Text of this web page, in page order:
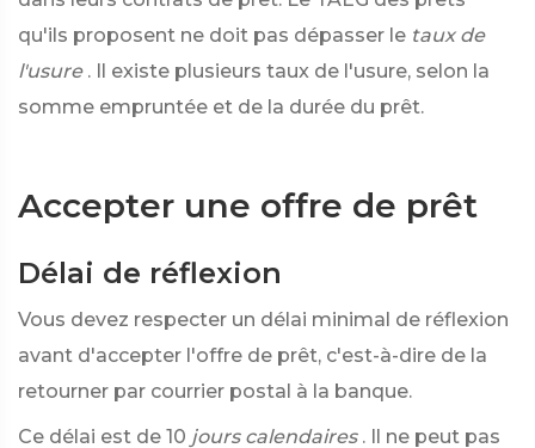
qu'ils proposent ne doit pas dépasser le taux de
l'usure . Il existe plusieurs taux de l'usure, selon la
somme empruntée et de la durée du prêt.
Accepter une offre de prêt
Délai de réflexion
Vous devez respecter un délai minimal de réflexion
avant d'accepter l'offre de prêt, c'est-à-dire de la
retourner par courrier postal à la banque.
Ce délai est de 10 jours calendaires . Il ne peut pas